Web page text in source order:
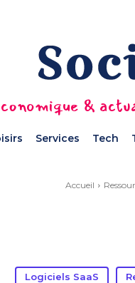
&
Services Tech
Accueil
Logiciels SaaS